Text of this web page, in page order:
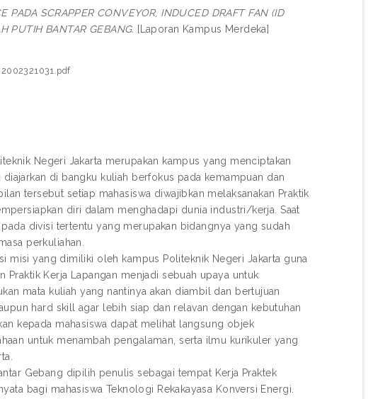
PADA SCRAPPER CONVEYOR, INDUCED DRAFT FAN (ID
PUTIH BANTAR GEBANG. [Laporan Kampus Merdeka]
Negeri Jakarta merupakan kampus yang menciptakan
di bangku kuliah berfokus pada kemampuan dan
tersebut setiap mahasiswa diwajibkan melaksanakan Praktik
diri dalam menghadapi dunia industri/kerja. Saat
divisi tertentu yang merupakan bidangnya yang sudah
perkuliahan.
misi yang dimiliki oleh kampus Politeknik Negeri Jakarta guna
Praktik Kerja Lapangan menjadi sebuah upaya untuk
mata kuliah yang nantinya akan diambil dan bertujuan
hard skill agar lebih siap dan relavan dengan kebutuhan
kepada mahasiswa dapat melihat langsung objek
untuk menambah pengalaman, serta ilmu kurikuler yang
Gebang dipilih penulis sebagai tempat Kerja Praktek
bagi mahasiswa Teknologi Rekakayasa Konversi Energi.